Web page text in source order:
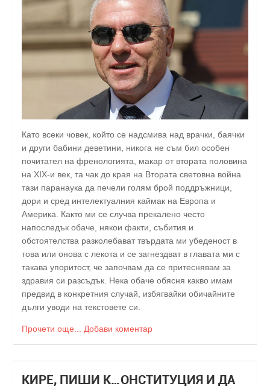
Като всеки човек, който се надсмива над врачки, баячки
и други бабини деветини, никога не съм бил особен
почитател на френологията, макар от втората половина
на XIX-и век, та чак до края на Втората световна война
тази паранаука да печели голям брой поддръжници,
дори и сред интелектуалния каймак на Европа и
Америка. Както ми се случва прекалено често
напоследък обаче, някои факти, събития и
обстоятелства разколебават твърдата ми убеденост в
това или онова с лекота и се загнездват в главата ми с
такава упоритост, че започвам да се притеснявам за
здравия си разсъдък. Нека обаче обясня какво имам
предвид в конкретния случай, избягвайки обичайните
дълги уводи на текстовете си.
Прочети още... Добави коментар
КИРЕ, ПИШИ К…ОНСТИТУЦИЯ И ДА